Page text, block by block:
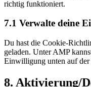
richtig funktioniert.
7.1 Verwalte deine
Du hast die Cookie-
geladen. Unter AMP
Einwilligung unten auf der
8. Aktivierung/